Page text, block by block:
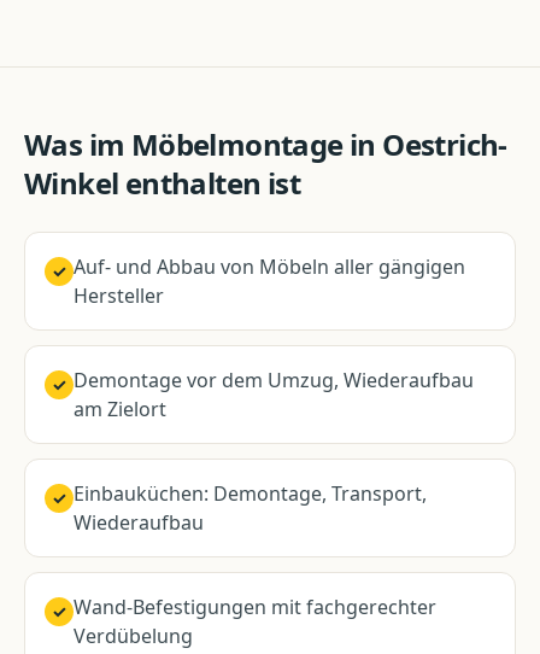
Was im Möbelmontagein Oestrich-
Winkel enthalten ist
✓ Auf- und Abbau von Möbeln aller gängigen
Hersteller
✓ Demontage vor dem Umzug, Wiederaufbau
am Zielort
✓ Einbauküchen: Demontage, Transport,
Wiederaufbau
✓ Wand-Befestigungen mit fachgerechter
Verdübelung